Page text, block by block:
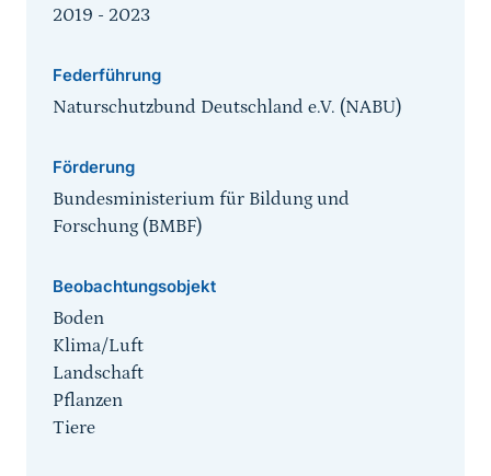
2019 - 2023
Federführung
Naturschutzbund Deutschland e.V. (NABU)
Förderung
Bundesministerium für Bildung und
Forschung (BMBF)
Beobachtungsobjekt
Boden
Klima/Luft
Landschaft
Pflanzen
Tiere